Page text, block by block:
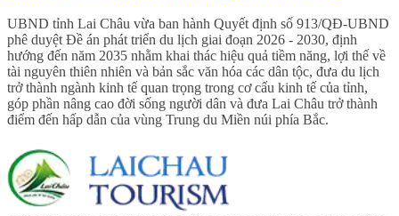
UBND tỉnh Lai Châu vừa ban hành Quyết định số 913/QĐ-UBND
phê duyệt Đề án phát triển du lịch giai đoạn 2026 - 2030, định
hướng đến năm 2035 nhằm khai thác hiệu quả tiềm năng, lợi thế về
tài nguyên thiên nhiên và bản sắc văn hóa các dân tộc, đưa du lịch
trở thành ngành kinh tế quan trọng trong cơ cấu kinh tế của tỉnh,
góp phần nâng cao đời sống người dân và đưa Lai Châu trở thành
điểm đến hấp dẫn của vùng Trung du Miền núi phía Bắc.